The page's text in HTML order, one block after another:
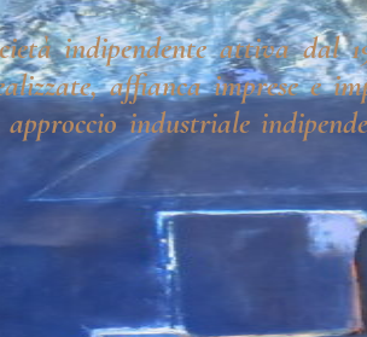
indipendente attiva dal
affianca imprese e
approccio industriale